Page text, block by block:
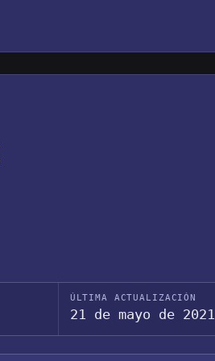
ÚLTIMA ACTUALIZACIÓN
21 de mayo de 2021